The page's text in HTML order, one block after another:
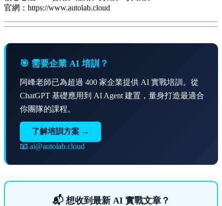
官網：https://www.autolab.cloud
🎯 需要企業 AI 培訓？
阿峰老師已為超過 400 家企業提供 AI 實戰培訓。從
ChatGPT 基礎應用到 AI Agent 建置，量身打造最適合
你團隊的課程。
了解培訓方案 →
📧 ai@autolab.cloud
📬 想收到最新 AI 實戰文章？